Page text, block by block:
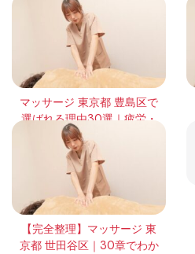
い本当の理由と回復の考え
方
マッサージ 東京都 豊島区で
選ばれる理由30選｜疲労・
緊張・回復の本質を徹底解
説
【完全整理】マッサージ 東
京都 世田谷区｜30章でわか